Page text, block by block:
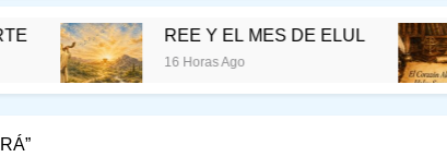
REE Y EL MES DE ELUL
16 Horas Ago
EL
19 Horas Ago